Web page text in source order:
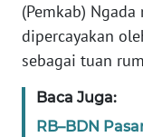
(Pemkab)
dipercayakan
sebagai tuan
Baca Juga:
RB–BDN
RIAU
WN